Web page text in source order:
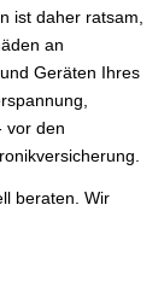
ist daher ratsam,
an
Geräten Ihres
vor den
beraten. Wir